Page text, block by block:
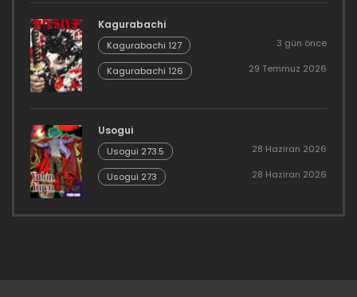
Kagurabachi
Kagurabachi 127 3 gün önce
Kagurabachi 126 29 Temmuz 2026
Usogui
Usogui 273.5 28 Haziran 2026
Usogui 273 28 Haziran 2026